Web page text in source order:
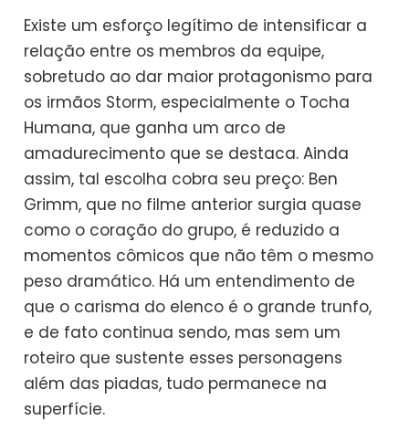
Existe um esforço legítimo de intensificar a
relação entre os membros da equipe,
sobretudo ao dar maior protagonismo para
os irmãos Storm, especialmente o Tocha
Humana, que ganha um arco de
amadurecimento que se destaca. Ainda
assim, tal escolha cobra seu preço: Ben
Grimm, que no filme anterior surgia quase
como o coração do grupo, é reduzido a
momentos cômicos que não têm o mesmo
peso dramático. Há um entendimento de
que o carisma do elenco é o grande trunfo,
e de fato continua sendo, mas sem um
roteiro que sustente esses personagens
além das piadas, tudo permanece na
superfície.